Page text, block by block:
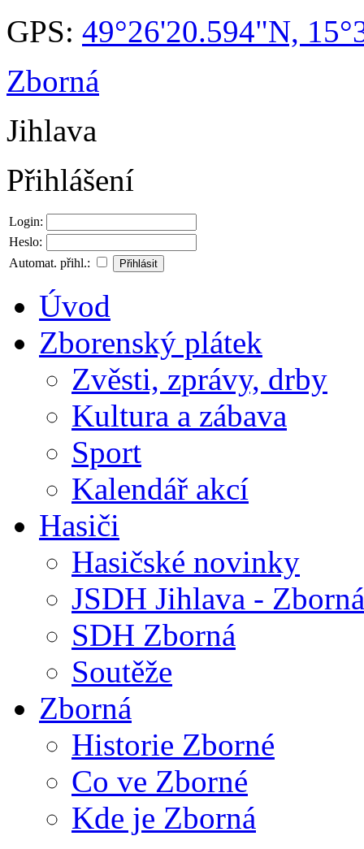
GPS: 49°26'20.594"N,
Zborná
Jihlava
Přihlášení
Login:
Heslo:
Automat. přihl.:
Úvod
Zborenský plátek
Zvěsti, zprávy, drby
Kultura a zábava
Sport
Kalendář akcí
Hasiči
Hasičské novinky
JSDH Jihlava - Zborná
SDH Zborná
Soutěže
Zborná
Historie Zborné
Co ve Zborné
Kde je Zborná